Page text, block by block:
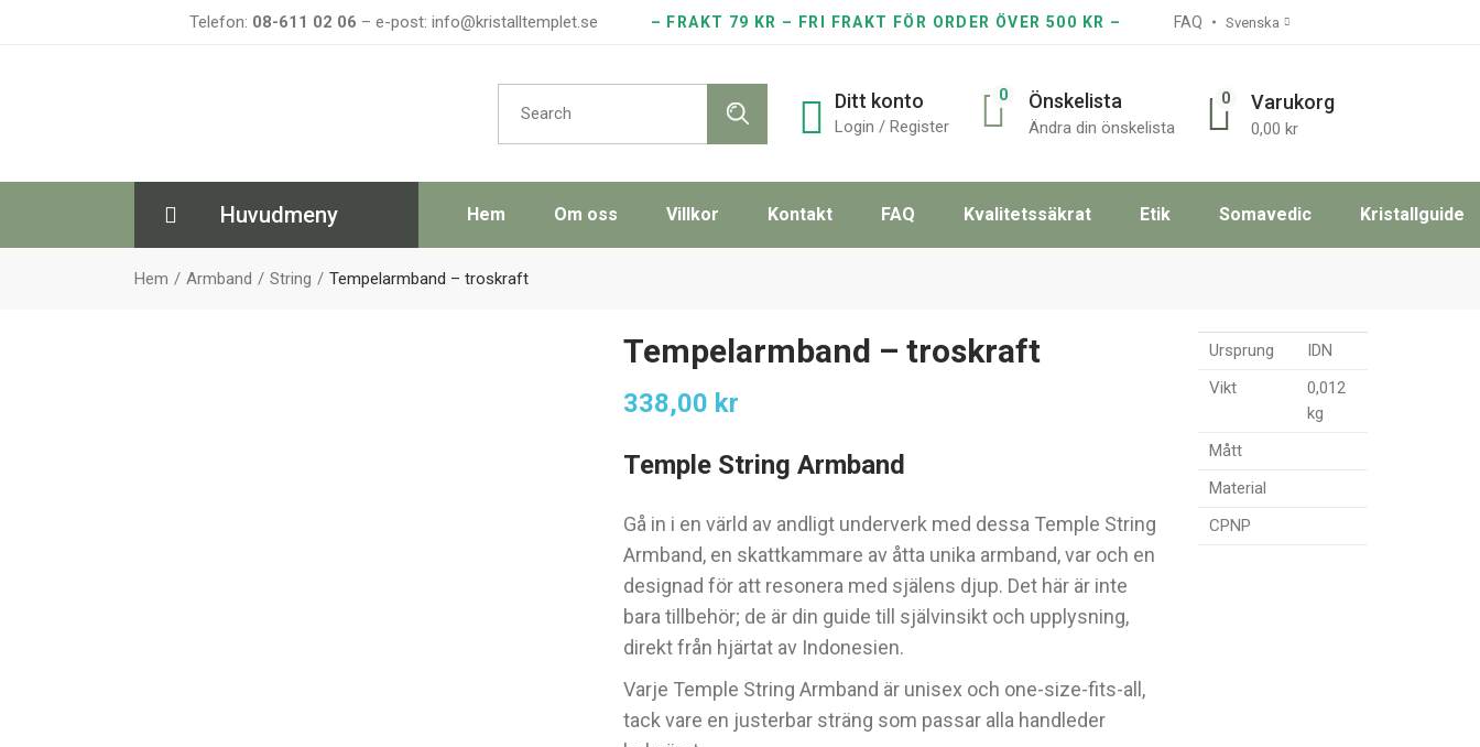
Telefon: 08-611 02 06 – e-post: info@kristalltemplet.se – FRAKT 79 KR – FRI FRAKT FÖR ORDER ÖVER 500 KR – FAQ Svenska
Search
for:
Ditt konto
Login / Register
0 Önskelista
Ändra din önskelista
0 Varukorg
0,00 kr
Huvudmeny Hem Om oss Villkor Kontakt FAQ Kvalitetssäkrat Etik Somavedic Kristallguide
Hem Armband String Tempelarmband – troskraft
Tempelarmband – troskraft
338,00 kr
Temple String Armband
Gå in i en värld av andligt underverk med dessa Temple String
Armband, en skattkammare av åtta unika armband, var och en
designad för att resonera med själens djup. Det här är inte
bara tillbehör; de är din guide till självinsikt och upplysning,
direkt från hjärtat av Indonesien.
Varje Temple String Armband är unisex och one-size-fits-all,
tack vare en justerbar sträng som passar alla handleder
Ursprung
IDN
Vikt
0,012
kg
Mått
Material
CPNP